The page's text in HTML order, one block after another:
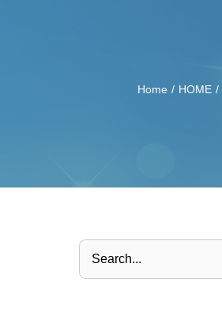
Home / HOME /
Search